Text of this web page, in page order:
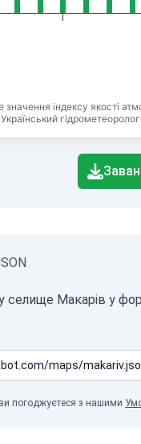
індексу якості
у селище Макарів у
погоджуєтеся з нашими